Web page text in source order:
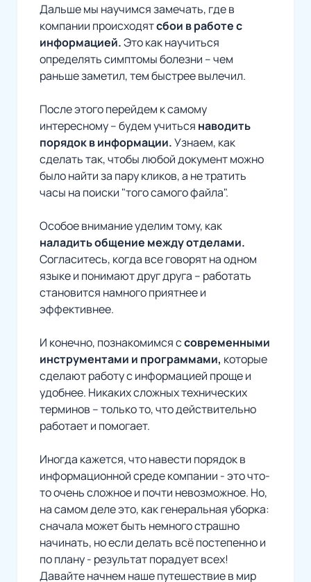
Дальше мы научимся замечать, где в
компании происходятсбои в работе с
информацией.Это как научиться
определять симптомы болезни – чем
раньше заметил, тем быстрее вылечил.
Послеэтого перейдем к самому
интересному – будем учиться наводить
порядок в информации.Узнаем, как
сделать так, чтобы любой документ можно
было найти за пару кликов, а не тратить
часы на поиски "того самого файла".
Особое внимание уделим тому, как
наладить общение между отделами.
Согласитесь, когда все говорят на одном
языке и понимают друг друга – работать
становится намного приятнее и
эффективнее.
И конечно, познакомимся ссовременными
инструментами и программами, которые
сделают работу с информацией проще и
удобнее. Никаких сложных технических
терминов – только то, что действительно
работает и помогает.
Иногда кажется, что навести порядок в
информационной среде компании - это что-
то очень сложное и почти невозможное. Но,
на самом деле это, как генеральная уборка:
сначала может быть немного страшно
начинать, но если делать всё постепенно и
по плану - результат порадует всех!
Давайте начнем наше путешествие в мир